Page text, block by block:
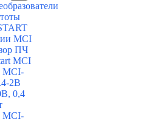
MCI
ПЧ
MCI
2B
0,4